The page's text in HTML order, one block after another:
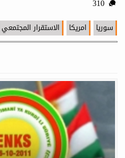
سوريا امريكا الاستقرار المجتمعي